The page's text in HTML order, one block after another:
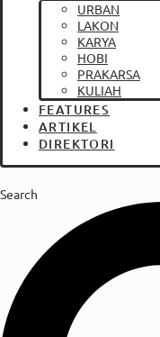
URBAN
LAKON
KARYA
HOBI
PRAKARSA
KULIAH
FEATURES
ARTIKEL
DIREKTORI
Search